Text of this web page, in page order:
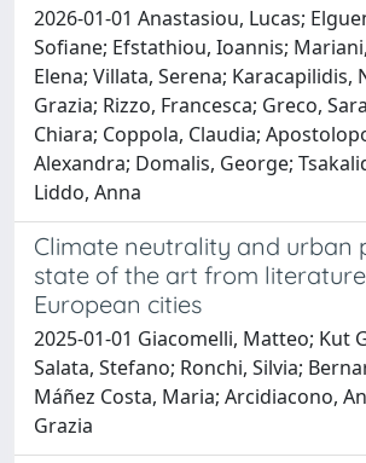
2026-01-01 Anastasiou, Lucas;
Sofiane; Efstathiou, Ioannis;
Elena; Villata, Serena; Karacapilidis,
Grazia; Rizzo, Francesca; Greco,
Chiara; Coppola, Claudia;
Alexandra; Domalis, George;
Liddo, Anna
Climate neutrality and urban
state of the art from
European cities
2025-01-01 Giacomelli, Matteo; Kut
Salata, Stefano; Ronchi, Silvia;
Máñez Costa, Maria; Arcidiacono,
Grazia